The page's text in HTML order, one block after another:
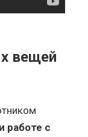
вещей
работе с